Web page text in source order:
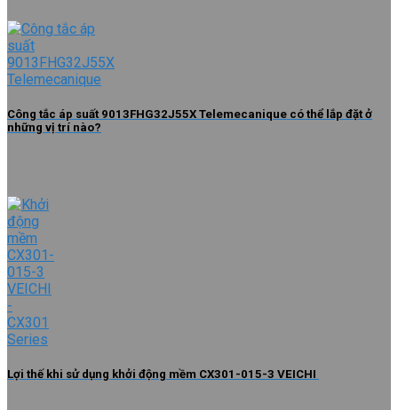
Công tắc áp suất 9013FHG32J55X Telemecanique có thể lắp đặt ở
những vị trí nào?
Lợi thế khi sử dụng khởi động mềm CX301-015-3 VEICHI